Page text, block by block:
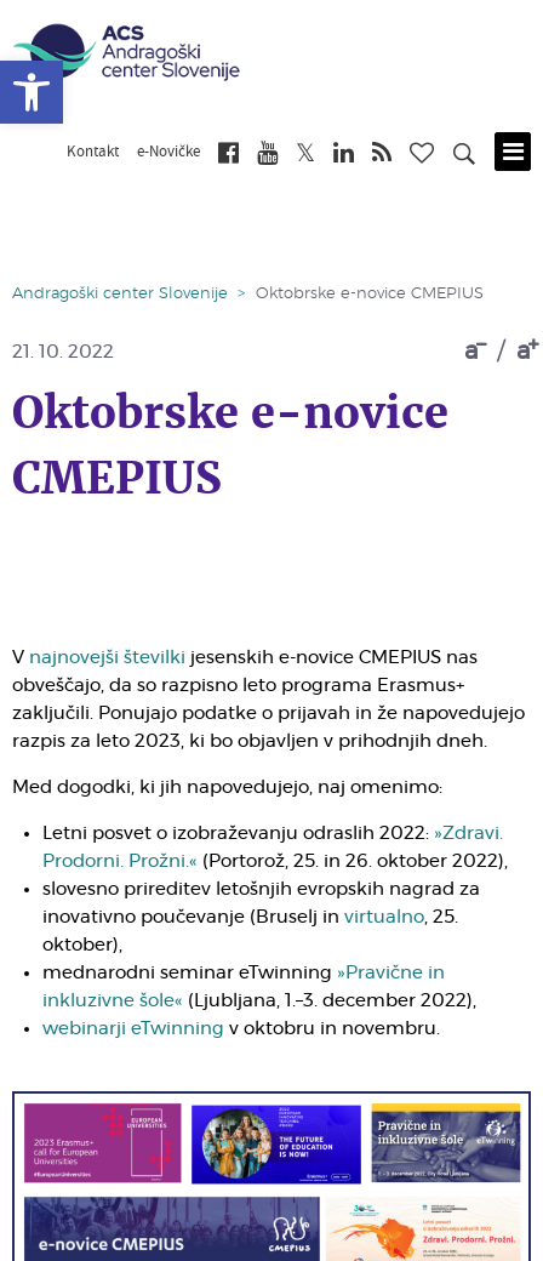
Kontakt e-Novičke
Andragoški center Slovenije > Oktobrske e-novice CMEPIUS
a / a
21. 10. 2022
Oktobrske e-novice
CMEPIUS
V najnovejši številki jesenskih e-novice CMEPIUS nas
obveščajo, da so razpisno leto programa Erasmus+
zaključili. Ponujajo podatke o prijavah in že napovedujejo
razpis za leto 2023, ki bo objavljen v prihodnjih dneh.
Med dogodki, ki jih napovedujejo, naj omenimo:
Letni posvet o izobraževanju odraslih 2022: »Zdravi.
Prodorni. Prožni.« (Portorož, 25. in 26. oktober 2022),
slovesno prireditev letošnjih evropskih nagrad za
inovativno poučevanje (Bruselj in virtualno, 25.
oktober),
mednarodni seminar eTwinning »Pravične in
inkluzivne šole« (Ljubljana, 1.–3. december 2022),
webinarji eTwinning v oktobru in novembru.
Open toolbar